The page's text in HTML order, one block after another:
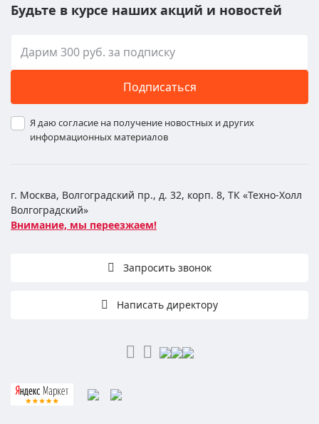
Будьте в курсе наших акций и новостей
Подписаться
Я даю согласие на получение новостных и других
информационных материалов
г. Москва, Волгоградский пр., д. 32, корп. 8, ТК «Техно-Холл
Волгоградский»
Внимание, мы переезжаем!
Запросить звонок
Написать директору